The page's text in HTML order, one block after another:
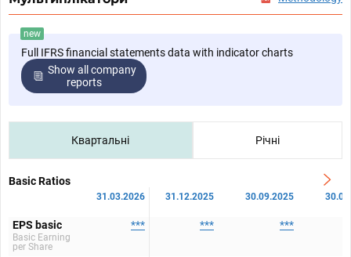
new
Full IFRS financial statements data with indicator charts
Show all company
reports
Квартальні Річні
Basic Ratios
31.03.2026 31.12.2025 30.09.2025
EPS basic
Basic Earning
per Share
*** *** ***